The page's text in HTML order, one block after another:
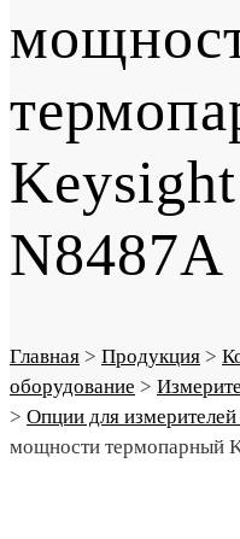
N8487A
Главная > Продукция >
оборудование >
> Опции для
мощности термопарный